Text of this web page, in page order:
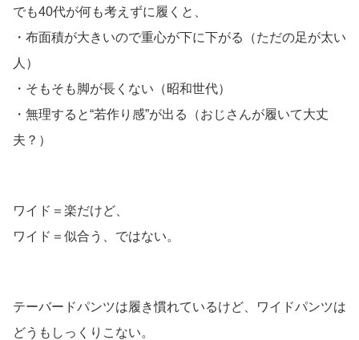
でも40代が何も考えずに履くと、
・布面積が大きいので重心が下に下がる（ただの足が太い
人）
・そもそも脚が長くない（昭和世代）
・無理すると“若作り感”が出る（おじさんが履いて大丈
夫？）
ワイド＝楽だけど、
ワイド＝似合う、ではない。
テーバードパンツは履き慣れているけど、ワイドパンツは
どうもしっくりこない。